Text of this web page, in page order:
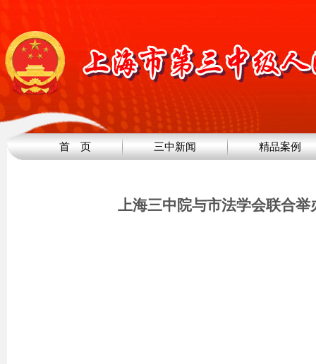
首 页 三中新闻 精品案例
上海三中院与市法学会联合